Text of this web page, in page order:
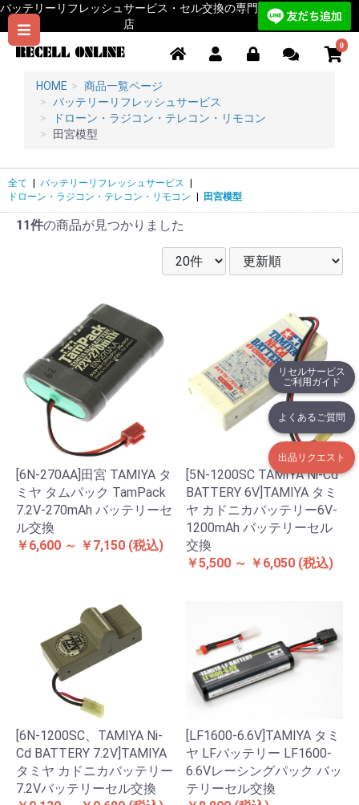
リセルサービス
ご利用ガイド
よくあるご質問
出品リクエスト
バッテリーリフレッシュサービス・セル交換の専門
店
0
HOME
商品一覧ページ
バッテリーリフレッシュサービス
ドローン・ラジコン・テレコン・リモコン
田宮模型
全て バッテリーリフレッシュサービス
ドローン・ラジコン・テレコン・リモコン
田宮模型
11件の商品が見つかりました
[6N-270AA]田宮 TAMIYA タ
ミヤ タムパック TamPack
7.2V-270mAh バッテリーセ
ル交換
￥6,600 ～ ￥7,150 (税込)
[5N-1200SC TAMIYA Ni-Cd
BATTERY 6V]TAMIYA タミ
ヤ カドニカバッテリー6V-
1200mAh バッテリーセル
交換
￥5,500 ～ ￥6,050 (税込)
[6N-1200SC、TAMIYA Ni-
Cd BATTERY 7.2V]TAMIYA
タミヤ カドニカバッテリー
7.2Vバッテリーセル交換
[LF1600-6.6V]TAMIYA タミ
ヤ LFバッテリー LF1600-
6.6Vレーシングパック バッ
テリーセル交換